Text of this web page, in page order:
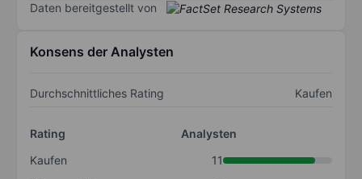
Daten bereitgestellt von
Konsens der Analysten
Durchschnittliches Rating Kaufen
Rating
Analysten
Kaufen
11